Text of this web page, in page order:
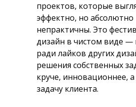
проектов, которые
эффектно, но абсолютно
непрактичны. Это
дизайн в чистом виде —
ради лайков других
решения собственных
круче, инновационнее,
задачу клиента.